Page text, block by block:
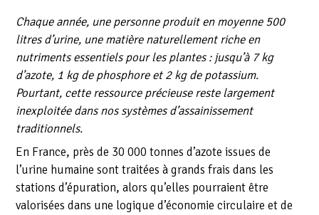
Chaque année, une personne produit en moyenne 500
litres d’urine, une matière naturellement riche en
nutriments essentiels pour les plantes : jusqu’à 7 kg
d’azote, 1 kg de phosphore et 2 kg de potassium.
Pourtant, cette ressource précieuse reste largement
inexploitée dans nos systèmes d’assainissement
traditionnels.
En France, près de 30 000 tonnes d’azote issues de
l’urine humaine sont traitées à grands frais dans les
stations d’épuration, alors qu’elles pourraient être
valorisées dans une logique d’économie circulaire et de